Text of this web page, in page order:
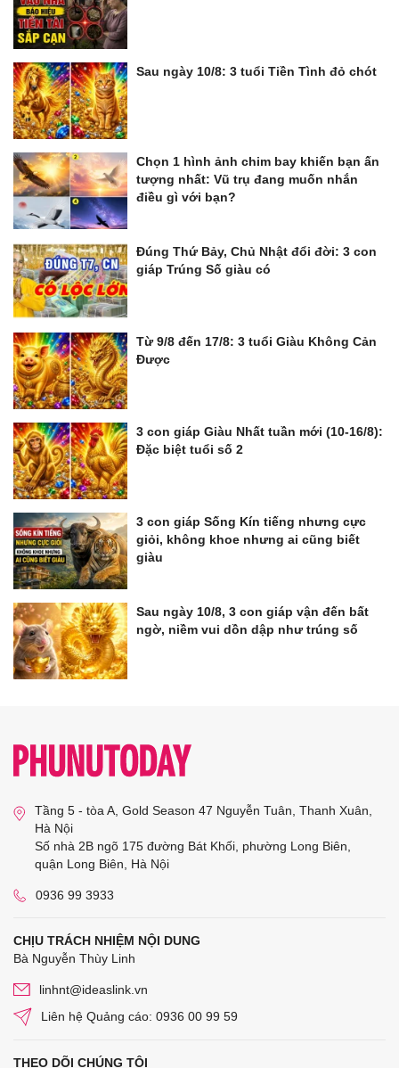
Sau ngày 10/8: 3 tuổi Tiền Tình đỏ chót
Chọn 1 hình ảnh chim bay khiến bạn ấn
tượng nhất: Vũ trụ đang muốn nhắn
điều gì với bạn?
Đúng Thứ Bảy, Chủ Nhật đổi đời: 3 con
giáp Trúng Số giàu có
Từ 9/8 đến 17/8: 3 tuổi Giàu Không Cản
Được
3 con giáp Giàu Nhất tuần mới (10-16/8):
Đặc biệt tuổi số 2
3 con giáp Sống Kín tiếng nhưng cực
giỏi, không khoe nhưng ai cũng biết
giàu
Sau ngày 10/8, 3 con giáp vận đến bất
ngờ, niềm vui dồn dập như trúng số
Tầng 5 - tòa A, Gold Season 47 Nguyễn Tuân, Thanh Xuân,
Hà Nội
Số nhà 2B ngõ 175 đường Bát Khối, phường Long Biên,
quận Long Biên, Hà Nội
0936 99 3933
CHỊU TRÁCH NHIỆM NỘI DUNG
Bà Nguyễn Thùy Linh
linhnt@ideaslink.vn
Liên hệ Quảng cáo: 0936 00 99 59
THEO DÕI CHÚNG TÔI